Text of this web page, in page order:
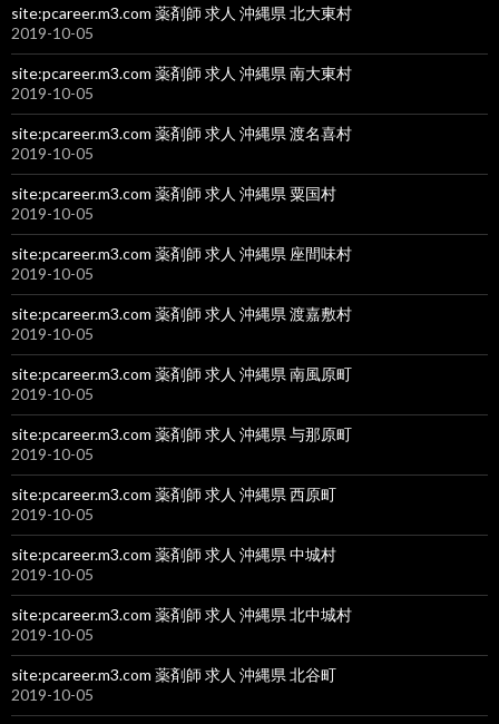
site:pcareer.m3.com 薬剤師 求人 沖縄県 北大東村
2019-10-05
site:pcareer.m3.com 薬剤師 求人 沖縄県 南大東村
2019-10-05
site:pcareer.m3.com 薬剤師 求人 沖縄県 渡名喜村
2019-10-05
site:pcareer.m3.com 薬剤師 求人 沖縄県 粟国村
2019-10-05
site:pcareer.m3.com 薬剤師 求人 沖縄県 座間味村
2019-10-05
site:pcareer.m3.com 薬剤師 求人 沖縄県 渡嘉敷村
2019-10-05
site:pcareer.m3.com 薬剤師 求人 沖縄県 南風原町
2019-10-05
site:pcareer.m3.com 薬剤師 求人 沖縄県 与那原町
2019-10-05
site:pcareer.m3.com 薬剤師 求人 沖縄県 西原町
2019-10-05
site:pcareer.m3.com 薬剤師 求人 沖縄県 中城村
2019-10-05
site:pcareer.m3.com 薬剤師 求人 沖縄県 北中城村
2019-10-05
site:pcareer.m3.com 薬剤師 求人 沖縄県 北谷町
2019-10-05